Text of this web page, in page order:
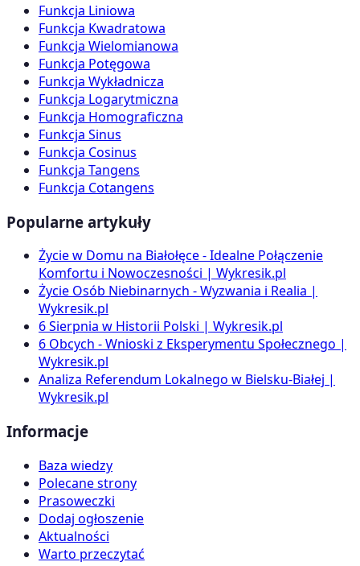
Funkcja Liniowa
Funkcja Kwadratowa
Funkcja Wielomianowa
Funkcja Potęgowa
Funkcja Wykładnicza
Funkcja Logarytmiczna
Funkcja Homograficzna
Funkcja Sinus
Funkcja Cosinus
Funkcja Tangens
Funkcja Cotangens
Popularne artykuły
Życie w Domu na Białołęce - Idealne Połączenie
Komfortu i Nowoczesności | Wykresik.pl
Życie Osób Niebinarnych - Wyzwania i Realia |
Wykresik.pl
6 Sierpnia w Historii Polski | Wykresik.pl
6 Obcych - Wnioski z Eksperymentu Społecznego |
Wykresik.pl
Analiza Referendum Lokalnego w Bielsku-Białej |
Wykresik.pl
Informacje
Baza wiedzy
Polecane strony
Prasoweczki
Dodaj ogłoszenie
Aktualności
Warto przeczytać